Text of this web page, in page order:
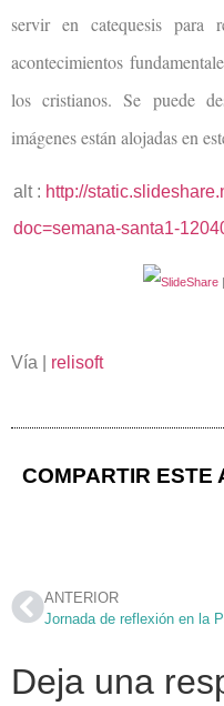
servir en catequesis para
acontecimientos
los cristianos. Se puede
imágenes están alojadas en
alt : http://
doc=semana-santa1-
|
Vía | relisoft
COMPARTIR ESTE
ANTERIOR
Deja una